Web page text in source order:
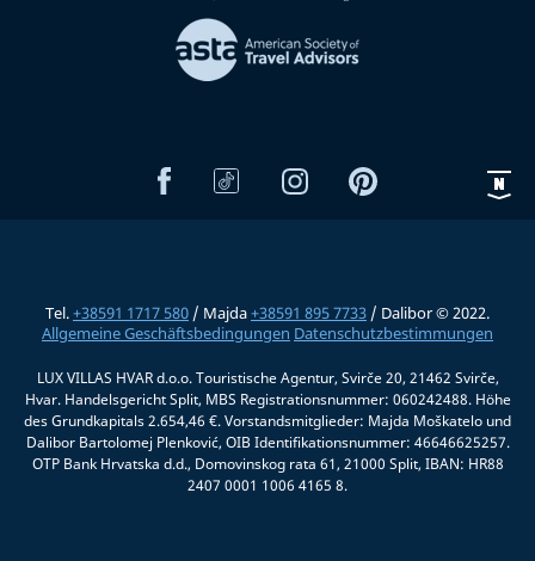
Tel.+38591 1717 580 / Majda+38591 895 7733 / Dalibor © 2022.
Allgemeine Geschäftsbedingungen Datenschutzbestimmungen
LUX VILLAS HVAR d.o.o. Touristische Agentur, Svirče 20, 21462 Svirče,
Hvar. Handelsgericht Split, MBS Registrationsnummer: 060242488. Höhe
des Grundkapitals 2.654,46 €. Vorstandsmitglieder: Majda Moškatelo und
Dalibor Bartolomej Plenković, OIB Identifikationsnummer: 46646625257.
OTP Bank Hrvatska d.d., Domovinskog rata 61, 21000 Split, IBAN: HR88
2407 0001 1006 4165 8.